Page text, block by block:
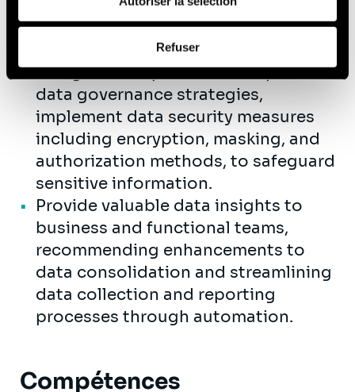
vous pouvez nous contacter et comment nous traitons
Politique de protection des données à caractère
personnel.
Refuser
issues, working closely with
program/project managers and
subject matter experts (SMEs).
Design and implement enterprise
data governance strategies,
implement data security measures
including encryption, masking, and
authorization methods, to safeguard
sensitive information.
Provide valuable data insights to
business and functional teams,
recommending enhancements to
data consolidation and streamlining
data collection and reporting
processes through automation.
Compétences